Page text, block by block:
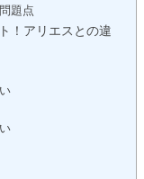
題点
！アリエスとの違